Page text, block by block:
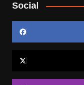
Social